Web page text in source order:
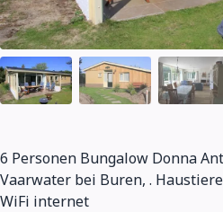
6 Personen Bungalow Donna
Vaarwater bei Buren, .
WiFi internet